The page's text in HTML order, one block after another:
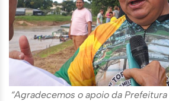
“Agradecemos o apoio da